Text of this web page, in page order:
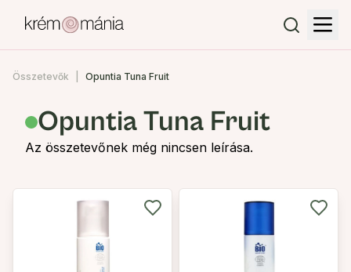
Összetevők Opuntia Tuna Fruit
Opuntia Tuna Fruit
Az összetevőnek még nincsen leírása.